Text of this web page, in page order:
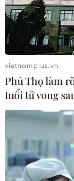
vietnamplus.vn
Phú Thọ làm
tuổi tử vong